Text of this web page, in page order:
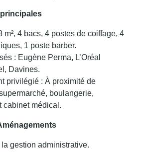
m², 4 bacs, 4 postes de coiffage, 4
1 poste barber.
: Eugène Perma, L’Oréal
Davines.
privilégié : À proximité de
boulangerie,
cabinet médical.
gestion administrative.